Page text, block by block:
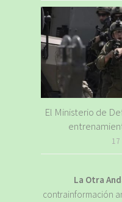
El Ministerio de
17
La Otra
contrainformación